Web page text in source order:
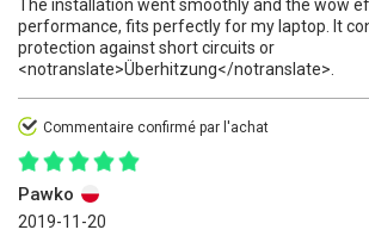
The installation went smoothly and the wow
performance, fits perfectly for my laptop. It
protection against short circuits or
<notranslate>Überhitzung</notranslate>.
Commentaire confirmé par l'achat
Pawko
2019-11-20